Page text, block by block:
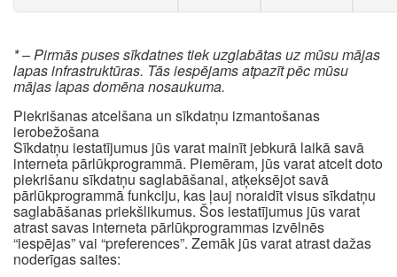
* – Pirmās puses sīkdatnes tiek uzglabātas uz mūsu mājas
lapas infrastruktūras. Tās iespējams atpazīt pēc mūsu
mājas lapas domēna nosaukuma.
Piekrišanas atcelšana un sīkdatņu izmantošanas
ierobežošana
Sīkdatņu iestatījumus jūs varat mainīt jebkurā laikā savā
interneta pārlūkprogrammā. Piemēram, jūs varat atcelt doto
piekrišanu sīkdatņu saglabāšanai, atķeksējot savā
pārlūkprogrammā funkciju, kas ļauj noraidīt visus sīkdatņu
saglabāšanas priekšlikumus. Šos iestatījumus jūs varat
atrast savas interneta pārlūkprogrammas izvēlnēs
“iespējas” vai “preferences”. Zemāk jūs varat atrast dažas
noderīgas saites: